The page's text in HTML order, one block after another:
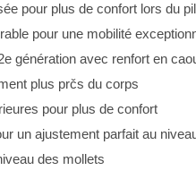
pour plus de confort lors du
pour une mobilité
génération avec renfort en
plus prčs du corps
pour plus de confort
un ajustement parfait au
des mollets